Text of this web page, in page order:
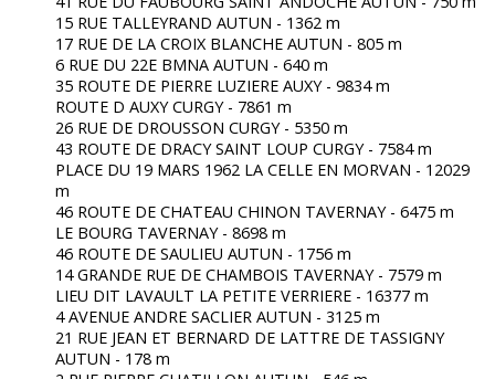
15 RUE TALLEYRAND AUTUN - 1362 m
17 RUE DE LA CROIX BLANCHE AUTUN - 805 m
6 RUE DU 22E BMNA AUTUN - 640 m
35 ROUTE DE PIERRE LUZIERE AUXY - 9834 m
ROUTE D AUXY CURGY - 7861 m
26 RUE DE DROUSSON CURGY - 5350 m
43 ROUTE DE DRACY SAINT LOUP CURGY - 7584 m
PLACE DU 19 MARS 1962 LA CELLE EN MORVAN - 12029
m
46 ROUTE DE CHATEAU CHINON TAVERNAY - 6475 m
LE BOURG TAVERNAY - 8698 m
46 ROUTE DE SAULIEU AUTUN - 1756 m
14 GRANDE RUE DE CHAMBOIS TAVERNAY - 7579 m
LIEU DIT LAVAULT LA PETITE VERRIERE - 16377 m
4 AVENUE ANDRE SACLIER AUTUN - 3125 m
21 RUE JEAN ET BERNARD DE LATTRE DE TASSIGNY
AUTUN - 178 m